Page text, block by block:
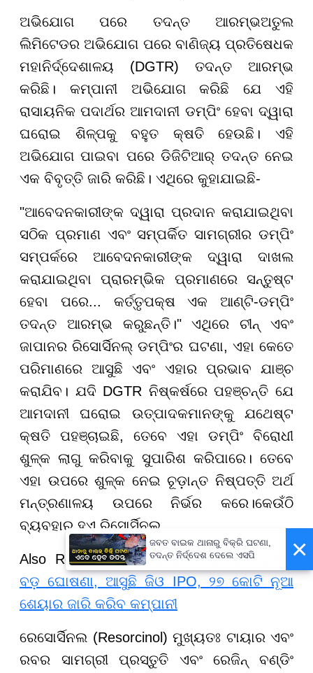
ଅଭିଯୋଗ ପରେ ତଦନ୍ତ ଆରମ୍ଭଅତୁଲ
ଲିମିଟେଡର ଅଭିଯୋଗ ପରେ ବାଣିଜ୍ୟ ପ୍ରତିଷେଧକ
ମହାନିର୍ଦ୍ଦେଶାଳୟ (DGTR) ତଦନ୍ତ ଆରମ୍ଭ
କରିଛି। କମ୍ପାନୀ ଅଭିଯୋଗ କରିଛି ଯେ ଏହି
ରାସାୟନିକ ପଦାର୍ଥର ଆମଦାନୀ ଡମ୍ପିଂ ହେବା ଦ୍ୱାରା
ଘରୋଇ ଶିଳ୍ପକୁ ବହୁତ କ୍ଷତି ହେଉଛି। ଏହି
ଅଭିଯୋଗ ପାଇବା ପରେ ଡିଜିଟିଆର୍ ତଦନ୍ତ ନେଇ
ଏକ ବିବୃତ୍ତି ଜାରି କରିଛି। ଏଥିରେ କୁହାଯାଇଛି-
"ଆବେଦନକାରୀଙ୍କ ଦ୍ୱାରା ପ୍ରଦାନ କରାଯାଇଥିବା
ସଠିକ ପ୍ରମାଣ ଏବଂ ସମ୍ପର୍କିତ ସାମଗ୍ରୀର ଡମ୍ପିଂ
ସମ୍ପର୍କରେ ଆବେଦନକାରୀଙ୍କ ଦ୍ୱାରା ଦାଖଲ
କରାଯାଇଥିବା ପ୍ରାରମ୍ଭିକ ପ୍ରମାଣରେ ସନ୍ତୁଷ୍ଟ
ହେବା ପରେ... କର୍ତ୍ତୃପକ୍ଷ ଏକ ଆଣ୍ଟି-ଡମ୍ପିଂ
ତଦନ୍ତ ଆରମ୍ଭ କରୁଛନ୍ତି।" ଏଥିରେ ଚୀନ୍ ଏବଂ
ଜାପାନର ରିସୋର୍ସିନଲ୍ ଡମ୍ପିଂର ଘଟଣା, ଏହା କେତେ
ପରିମାଣରେ ଆସୁଛି ଏବଂ ଏହାର ପ୍ରଭାବ ଯାଞ୍ଚ
କରାଯିବ। ଯଦି DGTR ନିଷ୍କର୍ଷରେ ପହଞ୍ଚନ୍ତି ଯେ
ଆମଦାନୀ ଘରୋଇ ଉତ୍ପାଦକମାନଙ୍କୁ ଯଥେଷ୍ଟ
କ୍ଷତି ପହଞ୍ଚାଇଛି, ତେବେ ଏହା ଡମ୍ପିଂ ବିରୋଧୀ
ଶୁଳ୍କ ଲାଗୁ କରିବାକୁ ସୁପାରିଶ କରିପାରେ। ତେବେ
ଏହା ଉପରେ ଶୁଳ୍କ ନେଇ ଚୂଡ଼ାନ୍ତ ନିଷ୍ପତ୍ତି ଅର୍ଥ
ମନ୍ତ୍ରଣାଳୟ ଉପରେ ନିର୍ଭର କରେ।କେଉଁଠି
ବ୍ୟବହାର ହୁଏ ରିସୋର୍ସିନଲ୍
Also Read-Jio Platforms IPO: ରିଲାଏନ୍ସର
ବଡ଼ ଘୋଷଣା, ଆସୁଛି ଜିଓ IPO, ୨୭ କୋଟି ନୂଆ
ଶେୟାର ଜାରି କରିବ କମ୍ପାନୀ
ରେସୋର୍ସିନଲ (Resorcinol) ମୁଖ୍ୟତଃ ଟାୟାର ଏବଂ
ରବର ସାମଗ୍ରୀ ପ୍ରସ୍ତୁତି ଏବଂ ରେଜିନ୍ ବଣ୍ଡିଂ
×
ଜବତ ବାଇକ ଥାନାରୁ ବିକ୍ରି ଘଟଣା,
ତଦନ୍ତ ନିର୍ଦ୍ଦେଶ ଦେଲେ ଏସପି